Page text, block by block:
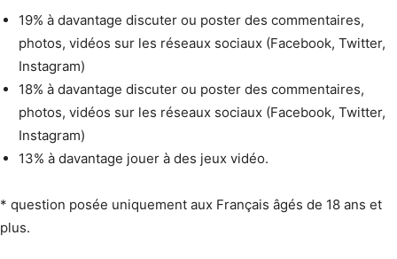
19% à davantage discuter ou poster des commentaires,
photos, vidéos sur les réseaux sociaux (Facebook, Twitter,
Instagram)
18% à davantage discuter ou poster des commentaires,
photos, vidéos sur les réseaux sociaux (Facebook, Twitter,
Instagram)
13% à davantage jouer à des jeux vidéo.
* question posée uniquement aux Français âgés de 18 ans et
plus.